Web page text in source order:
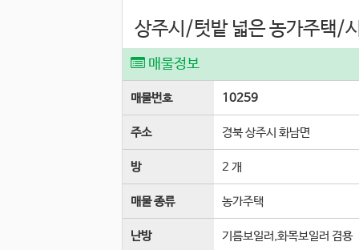
상주시/텃밭 넓은 농가주택/
매물정보
매물번호 10259
주소 경북 상주시 화남면
방 2 개
매물 종류 농가주택
난방 기름보일러,화목보일러 겸용